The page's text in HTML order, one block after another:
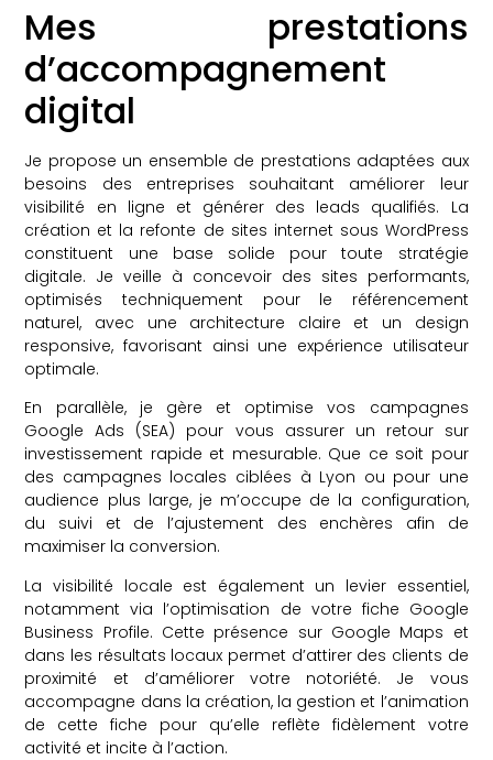
Mes prestations
d’accompagnement
digital
Je propose un ensemble de prestations adaptées aux
besoins des entreprises souhaitant améliorer leur
visibilité en ligne et générer des leads qualifiés. La
création et la refonte de sites internet sous WordPress
constituent une base solide pour toute stratégie
digitale. Je veille à concevoir des sites performants,
optimisés techniquement pour le référencement
naturel, avec une architecture claire et un design
responsive, favorisant ainsi une expérience utilisateur
optimale.
En parallèle, je gère et optimise vos campagnes
Google Ads (SEA) pour vous assurer un retour sur
investissement rapide et mesurable. Que ce soit pour
des campagnes locales ciblées à Lyon ou pour une
audience plus large, je m’occupe de la configuration,
du suivi et de l’ajustement des enchères afin de
maximiser la conversion.
La visibilité locale est également un levier essentiel,
notamment via l’optimisation de votre fiche Google
Business Profile. Cette présence sur Google Maps et
dans les résultats locaux permet d’attirer des clients de
proximité et d’améliorer votre notoriété. Je vous
accompagne dans la création, la gestion et l’animation
de cette fiche pour qu’elle reflète fidèlement votre
activité et incite à l’action.